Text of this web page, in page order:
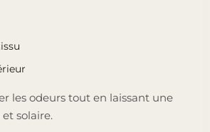
les odeurs tout en laissant une
solaire.